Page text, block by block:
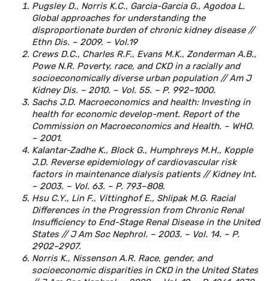
Pugsley D., Norris K.C., Garcia-Garcia G., Agodoa L.
Global approaches for understanding the
disproportionate burden of chronic kidney disease //
Ethn Dis. – 2009. – Vol.19
Crews D.C., Charles R.F., Evans M.K., Zonderman A.B.,
Powe N.R. Poverty, race, and CKD in a racially and
socioeconomically diverse urban population // Am J
Kidney Dis. – 2010. – Vol. 55. – P. 992–1000.
Sachs J.D. Macroeconomics and health: Investing in
health for economic develop-ment. Report of the
Commission on Macroeconomics and Health. – WHO.
– 2001.
Kalantar-Zadhe K., Block G., Humphreys M.H., Kopple
J.D. Reverse epidemiology of cardiovascular risk
factors in maintenance dialysis patients // Kidney Int.
– 2003. – Vol. 63. – P. 793–808.
Hsu C.Y., Lin F., Vittinghof E., Shlipak M.G. Racial
Differences in the Progression from Chronic Renal
Insufficiency to End-Stage Renal Disease in the United
States // J Am Soc Nephrol. – 2003. – Vol. 14. – P.
2902–2907.
Norris K., Nissenson A.R. Race, gender, and
socioeconomic disparities in CKD in the United States